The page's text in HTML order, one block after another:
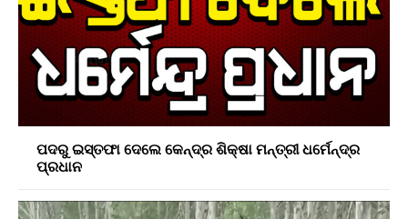
ପଦରୁ ଇସ୍ତଫା ଦେଲେ କେନ୍ଦ୍ର ଶିକ୍ଷା ମନ୍ତ୍ରୀ ଧର୍ମେନ୍ଦ୍ର
ପ୍ରଧାନ